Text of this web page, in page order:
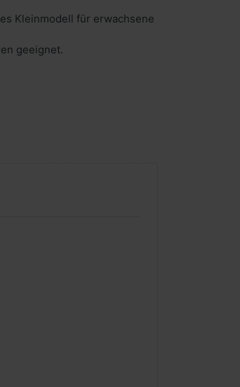
Kleinmodell für erwachsene
geeignet.